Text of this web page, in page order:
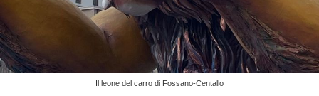
Il leone del carro di Fossano-Centallo